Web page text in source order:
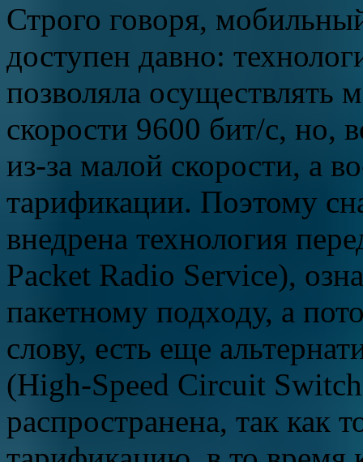
Строго говоря,
доступен давно:
позволяла осуществлять
скорости 9600 бит/с, но,
из-за малой скорости, а
тарификации. Поэтому
внедрена технология
Packet Radio Service),
пакетному подходу, а
слову, есть еще
(High-Speed Circuit
распространена, так как